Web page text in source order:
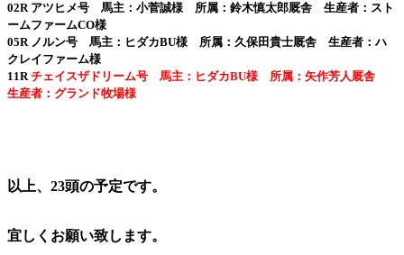
02R アツヒメ号 馬主：小菅誠様 所属：鈴木慎太郎厩舎 生産者：スト
ームファームCO様
05R ノルン号 馬主：ヒダカBU様 所属：久保田貴士厩舎 生産者：ハ
クレイファーム様
11Rチェイスザドリーム号 馬主：ヒダカBU様 所属：矢作芳人厩舎
生産者：グランド牧場様
以上、23頭の予定です。
宜しくお願い致します。